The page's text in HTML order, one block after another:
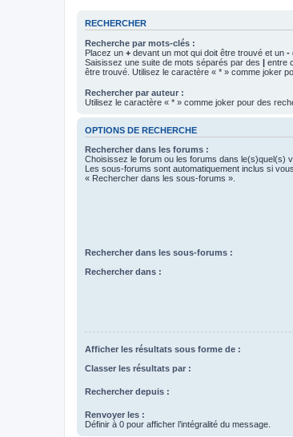
RECHERCHER
Recherche par mots-clés :
Placez un + devant un mot qui doit être trouvé et un -
Saisissez une suite de mots séparés par des | entre
être trouvé. Utilisez le caractère « * » comme joker
Rechercher par auteur :
Utilisez le caractère « * » comme joker pour des
OPTIONS DE RECHERCHE
Rechercher dans les forums :
Choisissez le forum ou les forums dans le(s)quel(s)
Les sous-forums sont automatiquement inclus si
« Rechercher dans les sous-forums ».
Rechercher dans les sous-forums :
Rechercher dans :
Afficher les résultats sous forme de :
Classer les résultats par :
Rechercher depuis :
Renvoyer les :
Définir à 0 pour afficher l’intégralité du message.